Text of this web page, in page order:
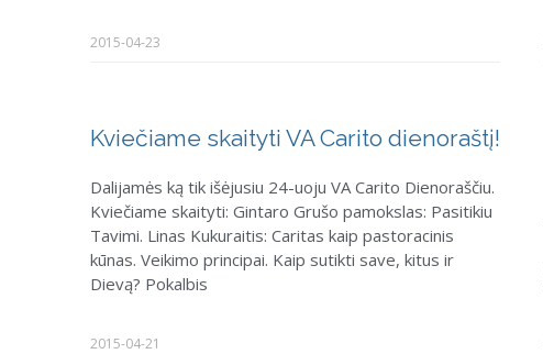
2015-04-23
Kviečiame skaityti VA Carito dienoraštį!
Dalijamės ką tik išėjusiu 24-uoju VA Carito Dienoraščiu.
Kviečiame skaityti: Gintaro Grušo pamokslas: Pasitikiu
Tavimi. Linas Kukuraitis: Caritas kaip pastoracinis
kūnas. Veikimo principai. Kaip sutikti save, kitus ir
Dievą? Pokalbis
2015-04-21